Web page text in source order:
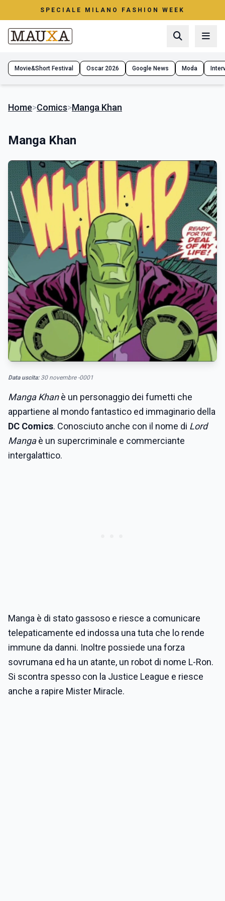
SPECIALE MILANO FASHION WEEK
Movie&Short Festival Oscar 2026 Google News Moda
Home>Comics>Manga Khan
Manga Khan
Data uscita:30 novembre -0001
Manga Khanè un personaggio dei fumetti che
appartiene al mondo fantastico ed immaginario della
DC Comics. Conosciuto anche con il nome di Lord
Mangaè un supercriminale e commerciante
intergalattico.
Manga è di stato gassoso e riesce a comunicare
telepaticamente ed indossa una tuta che lo rende
immune da danni. Inoltre possiede una forza
sovrumana ed ha un atante, un robot di nome L-Ron.
Si scontra spesso con la Justice League e riesce
anche a rapire Mister Miracle.